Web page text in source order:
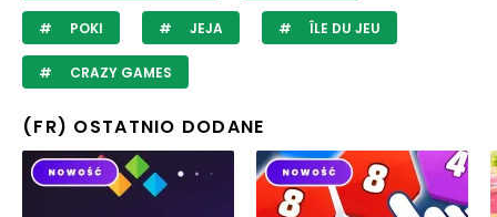
POKI JEJA ÎLE DU JEU
CRAZY GAMES
(FR) OSTATNIO DODANE